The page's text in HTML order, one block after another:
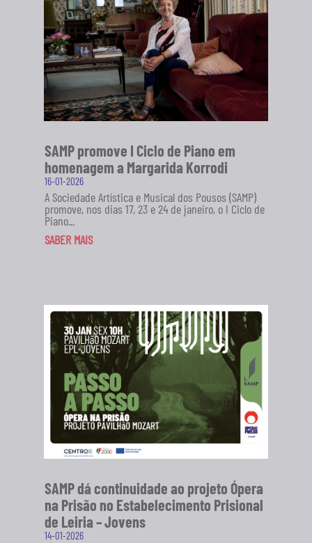
SAMP promove I Ciclo de Piano em
homenagem a Margarida Korrodi
16-01-2026
A Sociedade Artística e Musical dos Pousos (SAMP)
promove, nos dias 17, 23 e 24 de janeiro, o I Ciclo de
Piano...
SABER MAIS
SAMP dá continuidade ao projeto Ópera
na Prisão no Estabelecimento Prisional
de Leiria – Jovens
14-01-2026